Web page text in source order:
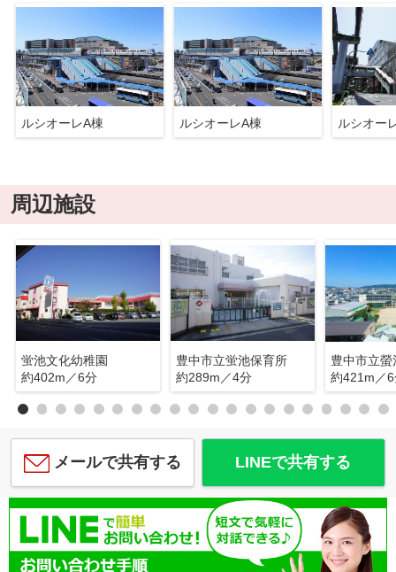
ルシオーレA棟 ルシオーレA棟 ルシオー
周辺施設
蛍池文化幼稚園
約402m／6分
豊中市立蛍池保育所
約289m／4分
豊中市立螢
約421m／
メールで共有する LINEで共有する